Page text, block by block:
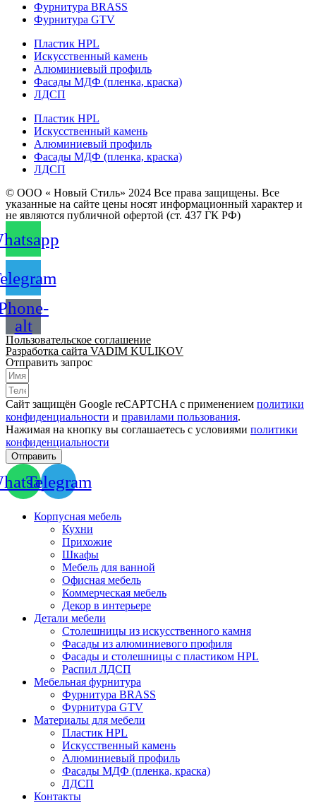
Фурнитура BRASS
Фурнитура GTV
Пластик HPL
Искусственный камень
Алюминиевый профиль
Фасады МДФ (пленка, краска)
ЛДСП
Пластик HPL
Искусственный камень
Алюминиевый профиль
Фасады МДФ (пленка, краска)
ЛДСП
© ООО « Новый Стиль» 2024 Все права защищены. Все
указанные на сайте цены носят информационный характер и
не являются публичной офертой (ст. 437 ГК РФ)
alt
Пользовательское соглашение
Разработка сайта VADIM KULIKOV
Отправить запрос
Сайт защищён Google reCAPTCHA с применением политики
конфиденциальности и правилами пользования.
Нажимая на кнопку вы соглашаетесь с условиями политики
конфиденциальности
Отправить
Telegram
Корпусная мебель
Кухни
Прихожие
Шкафы
Мебель для ванной
Офисная мебель
Коммерческая мебель
Декор в интерьере
Детали мебели
Столешницы из искусственного камня
Фасады из алюминиевого профиля
Фасады и столешницы с пластиком HPL
Распил ЛДСП
Мебельная фурнитура
Фурнитура BRASS
Фурнитура GTV
Материалы для мебели
Пластик HPL
Искусственный камень
Алюминиевый профиль
Фасады МДФ (пленка, краска)
ЛДСП
Контакты